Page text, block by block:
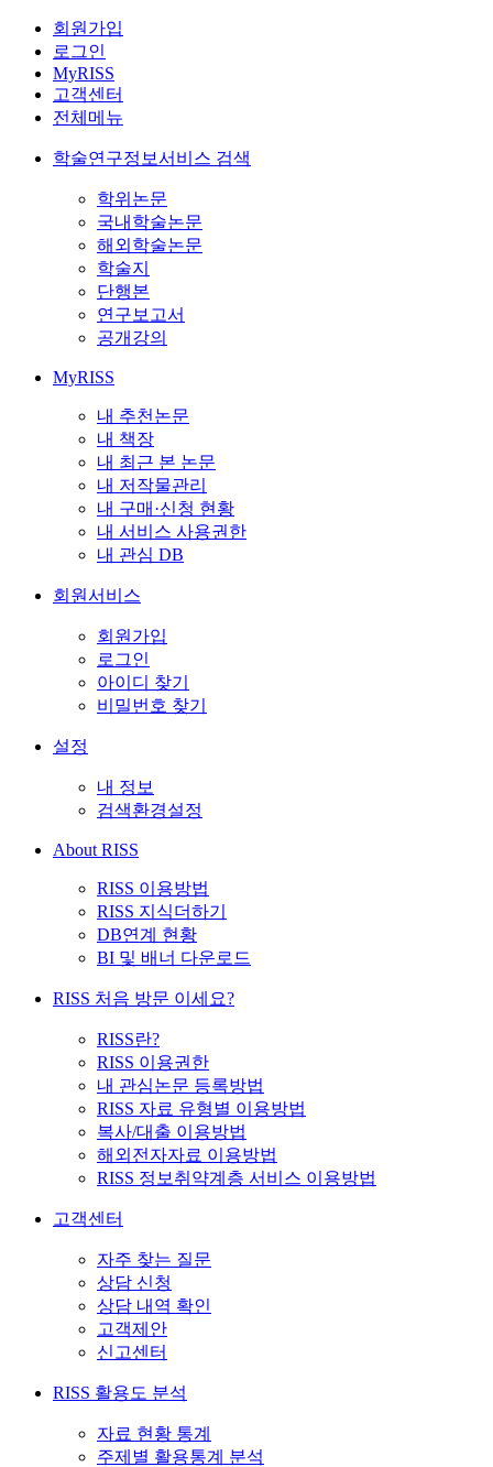
회원가입
로그인
MyRISS
고객센터
전체메뉴
학술연구정보서비스 검색
학위논문
국내학술논문
해외학술논문
학술지
단행본
연구보고서
공개강의
MyRISS
내 추천논문
내 책장
내 최근 본 논문
내 저작물관리
내 구매·신청 현황
내 서비스 사용권한
내 관심 DB
회원서비스
회원가입
로그인
아이디 찾기
비밀번호 찾기
설정
내 정보
검색환경설정
About RISS
RISS 이용방법
RISS 지식더하기
DB연계 현황
BI 및 배너 다운로드
RISS 처음 방문 이세요?
RISS란?
RISS 이용권한
내 관심논문 등록방법
RISS 자료 유형별 이용방법
복사/대출 이용방법
해외전자자료 이용방법
RISS 정보취약계층 서비스 이용방법
고객센터
자주 찾는 질문
상담 신청
상담 내역 확인
고객제안
신고센터
RISS 활용도 분석
자료 현황 통계
주제별 활용통계 분석